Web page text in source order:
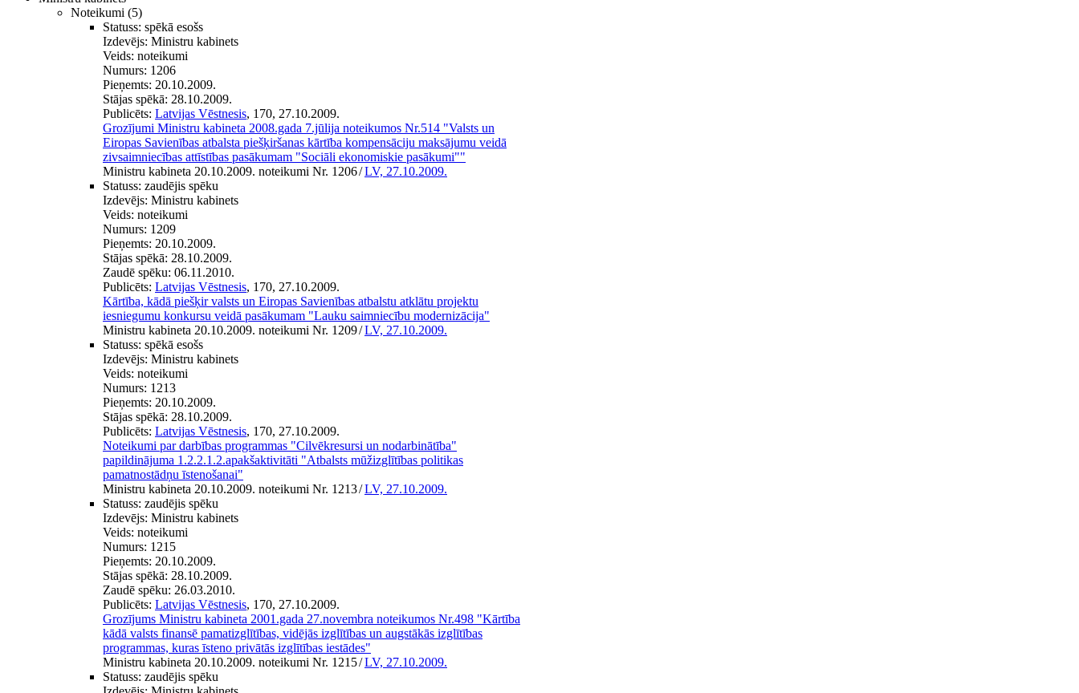
Noteikumi (5)
Statuss: spēkā esošs
Izdevējs: Ministru kabinets
Veids: noteikumi
Numurs: 1206
Pieņemts: 20.10.2009.
Stājas spēkā: 28.10.2009.
Publicēts: Latvijas Vēstnesis, 170, 27.10.2009.
Grozījumi Ministru kabineta 2008.gada 7.jūlija noteikumos Nr.514 "Valsts un
Eiropas Savienības atbalsta piešķiršanas kārtība kompensāciju maksājumu veidā
zivsaimniecības attīstības pasākumam "Sociāli ekonomiskie pasākumi""
Ministru kabineta 20.10.2009. noteikumi Nr. 1206/LV, 27.10.2009.
Statuss: zaudējis spēku
Izdevējs: Ministru kabinets
Veids: noteikumi
Numurs: 1209
Pieņemts: 20.10.2009.
Stājas spēkā: 28.10.2009.
Zaudē spēku: 06.11.2010.
Publicēts: Latvijas Vēstnesis, 170, 27.10.2009.
Kārtība, kādā piešķir valsts un Eiropas Savienības atbalstu atklātu projektu
iesniegumu konkursu veidā pasākumam "Lauku saimniecību modernizācija"
Ministru kabineta 20.10.2009. noteikumi Nr. 1209/LV, 27.10.2009.
Statuss: spēkā esošs
Izdevējs: Ministru kabinets
Veids: noteikumi
Numurs: 1213
Pieņemts: 20.10.2009.
Stājas spēkā: 28.10.2009.
Publicēts: Latvijas Vēstnesis, 170, 27.10.2009.
Noteikumi par darbības programmas "Cilvēkresursi un nodarbinātība"
papildinājuma 1.2.2.1.2.apakšaktivitāti "Atbalsts mūžizglītības politikas
pamatnostādņu īstenošanai"
Ministru kabineta 20.10.2009. noteikumi Nr. 1213/LV, 27.10.2009.
Statuss: zaudējis spēku
Izdevējs: Ministru kabinets
Veids: noteikumi
Numurs: 1215
Pieņemts: 20.10.2009.
Stājas spēkā: 28.10.2009.
Zaudē spēku: 26.03.2010.
Publicēts: Latvijas Vēstnesis, 170, 27.10.2009.
Grozījums Ministru kabineta 2001.gada 27.novembra noteikumos Nr.498 "Kārtība
kādā valsts finansē pamatizglītības, vidējās izglītības un augstākās izglītības
programmas, kuras īsteno privātās izglītības iestādes"
Ministru kabineta 20.10.2009. noteikumi Nr. 1215/LV, 27.10.2009.
Statuss: zaudējis spēku